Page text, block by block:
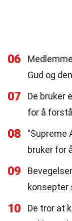
06
Gud og
07
De bruker
for å
08
"Supreme
bruker for
09
konsepter
10
De tror at